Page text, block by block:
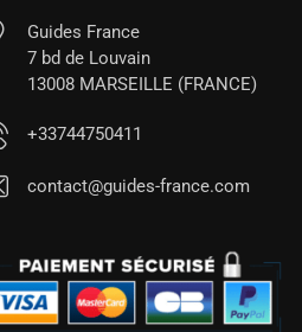
Guides France
7 bd de Louvain
13008 MARSEILLE (FRANCE)
+33744750411
contact@guides-france.com